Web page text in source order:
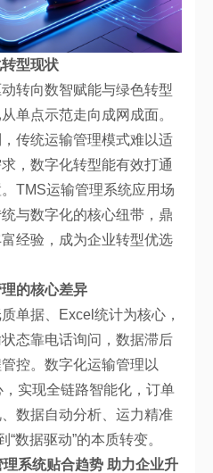
型现状
转向数智赋能与绿色转型
单点示范走向成网成面。
传统运输管理模式难以适
，数字化转型能有效打通
TMS运输管理系统应用场
与数字化的核心纽带，鼎
经验，成为企业转型优选
的核心差异
单据、Excel统计为核心，
态靠电话询问，数据滞后
控。数字化运输管理以
实现全链路智能化，订单
数据自动分析、运力精准
“数据驱动”的本质转变。
系统贴合趋势 助力企业升